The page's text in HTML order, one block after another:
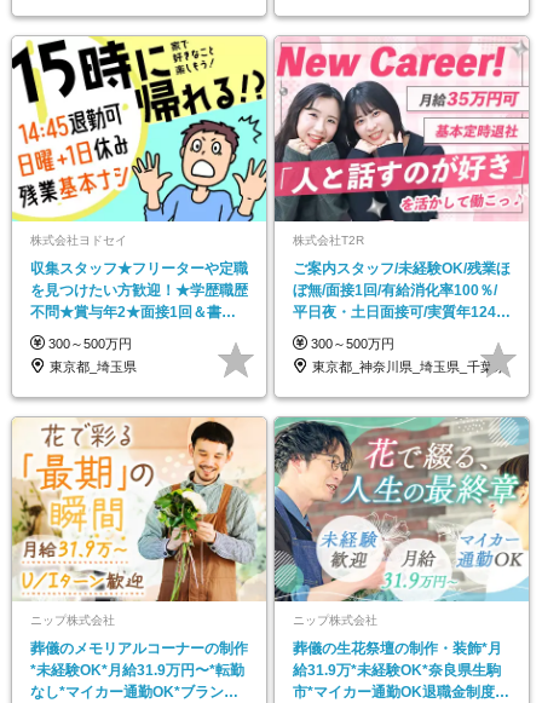
株式会社ヨドセイ
収集スタッフ★フリーターや定職
を見つけたい方歓迎！★学歴職歴
不問★賞与年2★面接1回＆書類
選考基本なし
300～500万円
東京都_埼玉県
株式会社T2R
ご案内スタッフ/未経験OK/残業ほ
ぼ無/面接1回/有給消化率100％/
平日夜・土日面接可/実質年124日
休み
300～500万円
東京都_神奈川県_埼玉県_千葉県
ニップ株式会社
葬儀のメモリアルコーナーの制作
*未経験OK*月給31.9万円〜*転勤
なし*マイカー通勤OK*ブランク
ニップ株式会社
葬儀の生花祭壇の制作・装飾*月
給31.9万*未経験OK*奈良県生駒
市*マイカー通勤OK退職金制度あ